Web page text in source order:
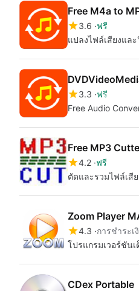
Free M4a to
3.6 ฟรี
แปลงไฟล์เสียงแล
3.3 ฟรี
Free Audio
Free MP3
4.2 ฟรี
ตัดและรวมไฟล์เสี
Zoom Player
4.3 การชำระเ
โปรแกรมเวอร์ชัน
CDex Portable